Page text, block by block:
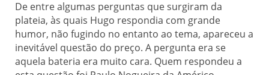
De entre algumas perguntas que surgiram da
plateia, às quais Hugo respondia com grande
humor, não fugindo no entanto ao tema, apareceu a
inevitável questão do preço. A pergunta era se
aquela bateria era muito cara. Quem respondeu a